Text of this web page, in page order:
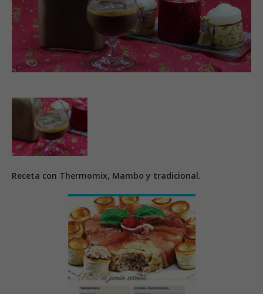
Receta con Thermomix, Mambo y tradicional.